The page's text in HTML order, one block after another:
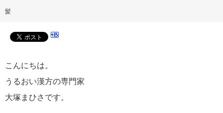
髪
こんにちは。
うるおい漢方の専門家
大塚まひさです。